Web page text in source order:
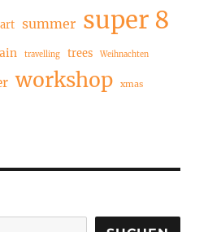
summer super 8
travelling trees Weihnachten
workshop xmas